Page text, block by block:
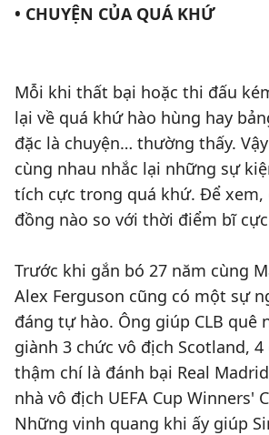
• CHUYỆN CỦA QUÁ KHỨ
Mỗi khi thất bại hoặc thi đấu
lại về quá khứ hào hùng hay
đặc là chuyện… thường thấy.
cùng nhau nhắc lại những sự
tích cực trong quá khứ. Để
đồng nào so với thời điểm bĩ
Trước khi gắn bó 27 năm cùng
Alex Ferguson cũng có một sự
đáng tự hào. Ông giúp CLB quê
giành 3 chức vô địch Scotland,
thậm chí là đánh bại Real
nhà vô địch UEFA Cup Winners'
Những vinh quang khi ấy giúp